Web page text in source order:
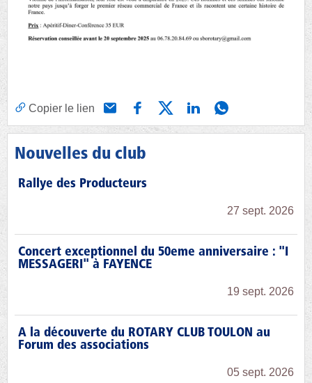
Copier le lien
Nouvelles du club
Rallye des Producteurs
27 sept. 2026
Concert exceptionnel du 50eme anniversaire : "I
MESSAGERI" à FAYENCE
19 sept. 2026
A la découverte du ROTARY CLUB TOULON au
Forum des associations
05 sept. 2026